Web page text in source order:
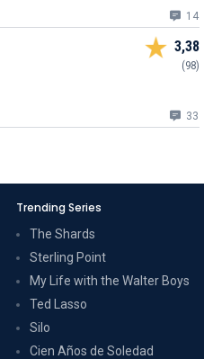
14
3,38
(98)
33
Trending Series
The Shards
Sterling Point
My Life with the Walter Boys
Ted Lasso
Silo
Cien Años de Soledad